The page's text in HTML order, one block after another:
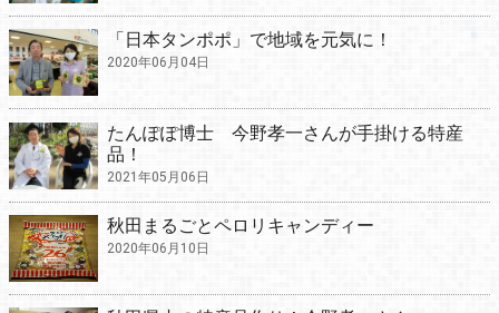
「日本タンポポ」で地域を元気に！
2020年06月04日
たんぽぽ博士 今野孝一さんが手掛ける特産
品！
2021年05月06日
秋田まるごとペロリキャンディー
2020年06月10日